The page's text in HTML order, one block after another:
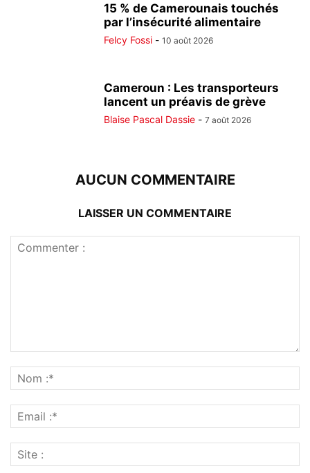
15 % de Camerounais touchés
par l’insécurité alimentaire
Felcy Fossi - 10 août 2026
Cameroun : Les transporteurs
lancent un préavis de grève
Blaise Pascal Dassie - 7 août 2026
AUCUN COMMENTAIRE
LAISSER UN COMMENTAIRE